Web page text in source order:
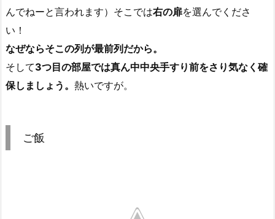
んでねーと言われます）そこでは右の扉を選んでくださ
い！
なぜならそこの列が最前列だから。
そして3つ目の部屋では真ん中中央手すり前をさり気なく確
保しましょう。 熱いですが。
ご飯